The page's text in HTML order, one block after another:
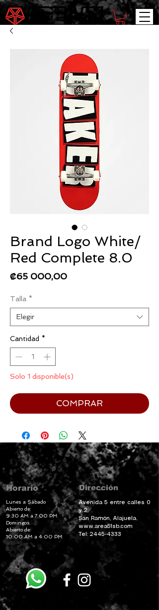
Brand Logo White/
Red Complete 8.0
₡65 000,00Precio
Talla *
Elegir
Cantidad *
Solo 1 disponible(s)
COMPRAR
Horario
Lunes a Sábado
Abierto de:
9:30 AM a 7:00 PM
Domingos
Abierto de:
10:00 AM a 4:00 PM
Dirección
Avenida 5 entre calles 0
y 2.
San Ramón, Alajuela.
www.area51sb.com
Tel: 2445-4333